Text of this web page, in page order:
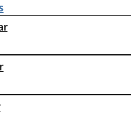
reservados.